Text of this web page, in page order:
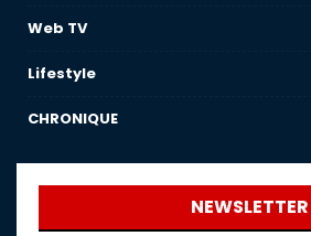
Web TV
Lifestyle
CHRONIQUE
NEWSLETTER